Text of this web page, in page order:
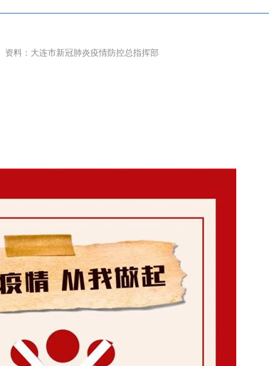
资料： 大连市新冠肺炎疫情防控总指挥部